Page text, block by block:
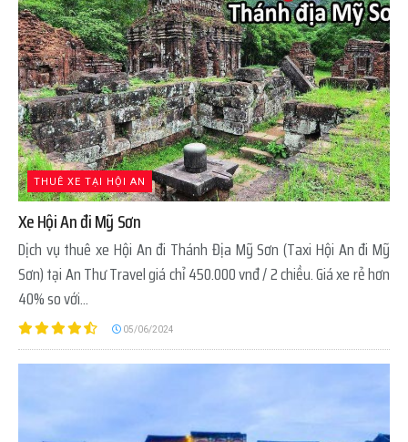
THUÊ XE TẠI HỘI AN
Xe Hội An đi Mỹ Sơn
Dịch vụ thuê xe Hội An đi Thánh Địa Mỹ Sơn (Taxi Hội An đi Mỹ
Sơn) tại An Thư Travel giá chỉ 450.000 vnđ / 2 chiều. Giá xe rẻ hơn
40% so với...
05/06/2024